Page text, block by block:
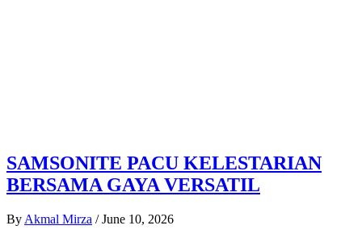
SAMSONITE PACU KELESTARIAN
BERSAMA GAYA VERSATIL
By Akmal Mirza / June 10, 2026